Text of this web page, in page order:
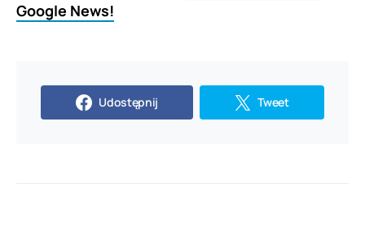
Google News!
Udostępnij Tweet